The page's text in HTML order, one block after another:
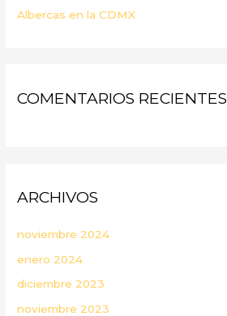
Albercas en la CDMX
COMENTARIOS RECIENTES
ARCHIVOS
noviembre 2024
enero 2024
diciembre 2023
noviembre 2023